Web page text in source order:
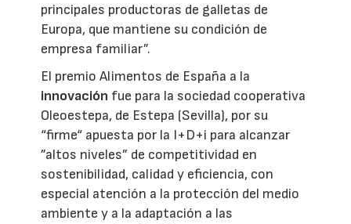
principales productoras de galletas de
Europa, que mantiene su condición de
empresa familiar”.
El premio Alimentos de España a la
innovación fue para la sociedad cooperativa
Oleoestepa, de Estepa (Sevilla), por su
“firme“ apuesta por la I+D+i para alcanzar
”altos niveles” de competitividad en
sostenibilidad, calidad y eficiencia, con
especial atención a la protección del medio
ambiente y a la adaptación a las